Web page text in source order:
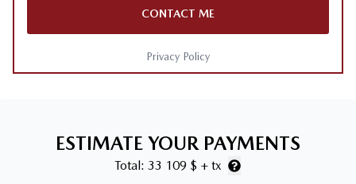
CONTACT ME
Privacy Policy
ESTIMATE YOUR PAYMENTS
Total: 33 109 $ + tx